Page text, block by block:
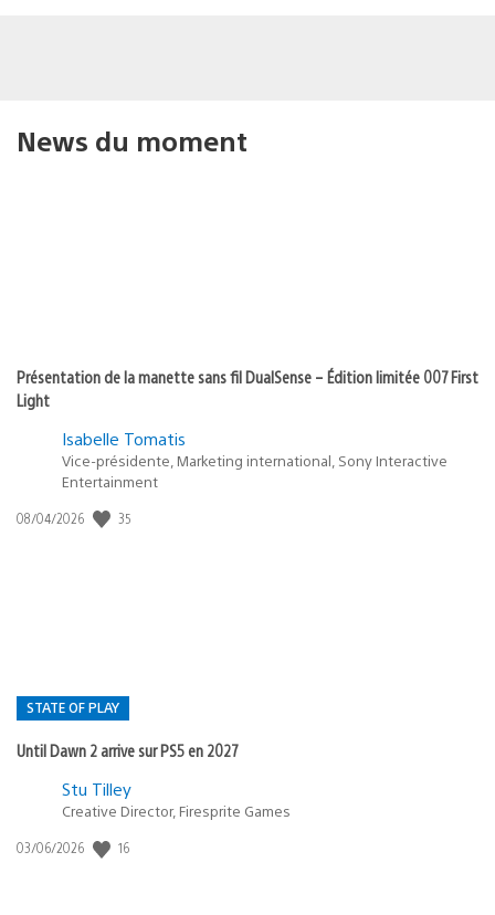
News du moment
Présentation de la manette sans fil DualSense – Édition limitée 007 First
Light
Isabelle Tomatis
Vice-présidente, Marketing international, Sony Interactive
Entertainment
Date
08/04/2026 35
STATE OF PLAY
Until Dawn 2 arrive sur PS5 en 2027
Postée
:
Stu Tilley
Creative Director, Firesprite Games
Date
03/06/2026 16